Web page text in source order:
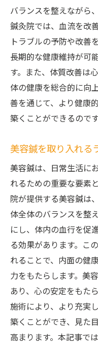
バランスを整えながら
鍼灸院では、血流を改
トラブルの予防や改善
長期的な健康維持が可
す。また、体質改善は
体の健康を総合的に向
善を通じて、より健康
築くことができるのです
美容鍼を取り入れる
美容鍼は、日常生活に
れるための重要な要素
院が提供する美容鍼は
体全体のバランスを整
にし、体内の血行を促
る効果があります。こ
れることで、内面の健
力をもたらします。美
あり、心の安定をもた
施術により、より充実
築くことができ、見た
高まります。本記事で